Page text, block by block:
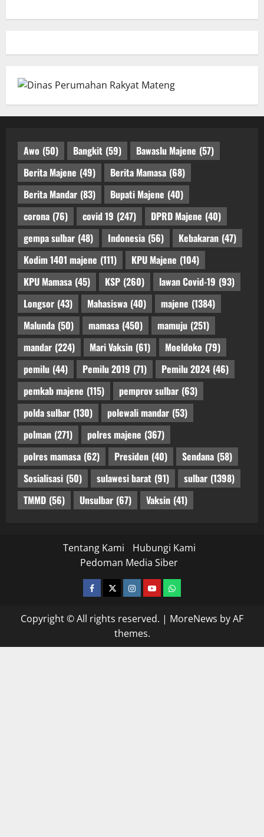
Awo (50) Bangkit (59) Bawaslu Majene (57)
Berita Majene (49) Berita Mamasa (68)
Berita Mandar (83) Bupati Majene (40)
corona (76) covid 19 (247) DPRD Majene (40)
gempa sulbar (48) Indonesia (56) Kebakaran (47)
Kodim 1401 majene (111) KPU Majene (104)
KPU Mamasa (45) KSP (260) lawan Covid-19 (93)
Longsor (43) Mahasiswa (40) majene (1384)
Malunda (50) mamasa (450) mamuju (251)
mandar (224) Mari Vaksin (61) Moeldoko (79)
pemilu (44) Pemilu 2019 (71) Pemilu 2024 (46)
pemkab majene (115) pemprov sulbar (63)
polda sulbar (130) polewali mandar (53)
polman (271) polres majene (367)
polres mamasa (62) Presiden (40) Sendana (58)
Sosialisasi (50) sulawesi barat (91) sulbar (1398)
TMMD (56) Unsulbar (67) Vaksin (41)
Tentang Kami
Hubungi Kami
Pedoman Media Siber
facebooktwitterinstagram.com
youtubewhatsapp
Copyright © All rights reserved. | MoreNews by AF
themes.